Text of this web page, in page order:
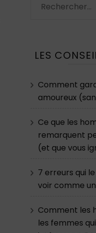
Rechercher :
LES
Comment
amoureux
Ce que les
remarquent
(et que vous
7 erreurs qui
voir comme
Comment les
les femmes